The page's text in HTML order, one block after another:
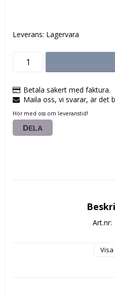
Leverans: Lagervara
Betala säkert med faktura.
Maila oss, vi svarar, är det
Hör med oss om leveranstid!
DELA
Art.nr: